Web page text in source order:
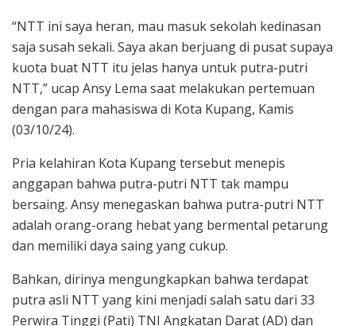
“NTT ini saya heran, mau masuk sekolah kedinasan
saja susah sekali. Saya akan berjuang di pusat supaya
kuota buat NTT itu jelas hanya untuk putra-putri
NTT,” ucap Ansy Lema saat melakukan pertemuan
dengan para mahasiswa di Kota Kupang, Kamis
(03/10/24).
Pria kelahiran Kota Kupang tersebut menepis
anggapan bahwa putra-putri NTT tak mampu
bersaing. Ansy menegaskan bahwa putra-putri NTT
adalah orang-orang hebat yang bermental petarung
dan memiliki daya saing yang cukup.
Bahkan, dirinya mengungkapkan bahwa terdapat
putra asli NTT yang kini menjadi salah satu dari 33
Perwira Tinggi (Pati) TNI Angkatan Darat (AD) dan